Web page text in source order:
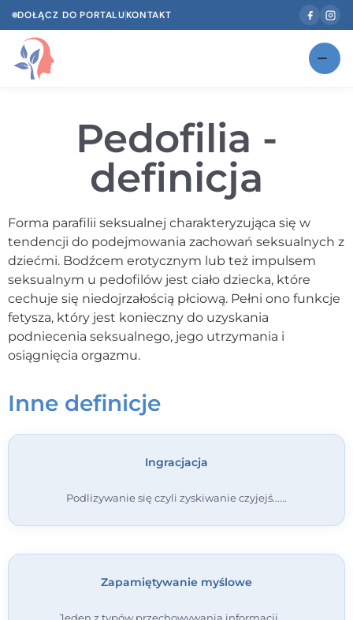
DOŁĄCZ DO PORTALUKONTAKT
Według specjalizacji
Diagnozy psychologiczne
Testy psychologiczne
Dawka wiedzy
Dla specjalistów
Pedofilia -
definicja
Forma parafilii seksualnej charakteryzująca się w
tendencji do podejmowania zachowań seksualnych z
dziećmi. Bodźcem erotycznym lub też impulsem
seksualnym u pedofilów jest ciało dziecka, które
cechuje się niedojrzałością płciową. Pełni ono funkcje
fetysza, który jest konieczny do uzyskania
podniecenia seksualnego, jego utrzymania i
osiągnięcia orgazmu.
Inne definicje
Ingracjacja
Podlizywanie się czyli zyskiwanie czyjejś...
Zapamiętywanie myślowe
Jeden z typów przechowywania informacji....